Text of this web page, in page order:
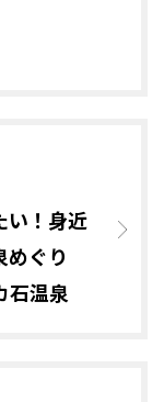
い！身近
めぐり
石温泉